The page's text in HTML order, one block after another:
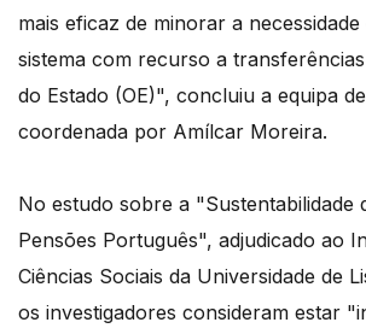
mais eficaz de minorar a
sistema com recurso a
do Estado (OE)", concluiu a equipa
coordenada por Amílcar Moreira.
No estudo sobre a "Sustentabilidade
Pensões Português", adjudicado ao
Ciências Sociais da Universidade de
os investigadores consideram estar